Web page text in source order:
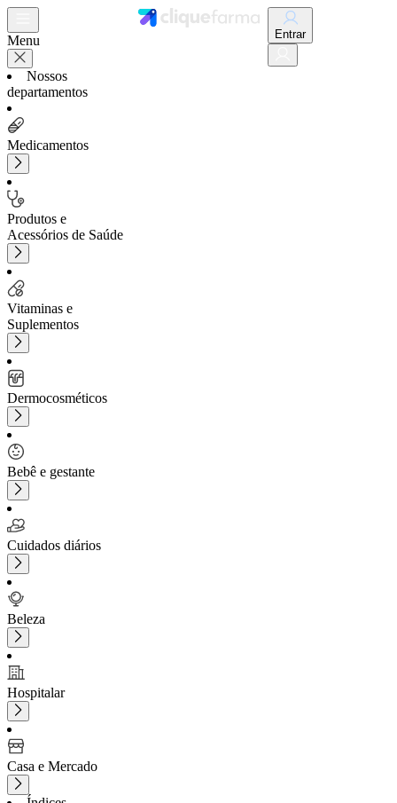
Menu
Nossos
departamentos
Medicamentos
Produtos e
Acessórios de Saúde
Vitaminas e
Suplementos
Dermocosméticos
Bebê e gestante
Cuidados diários
Beleza
Hospitalar
Casa e Mercado
Entrar